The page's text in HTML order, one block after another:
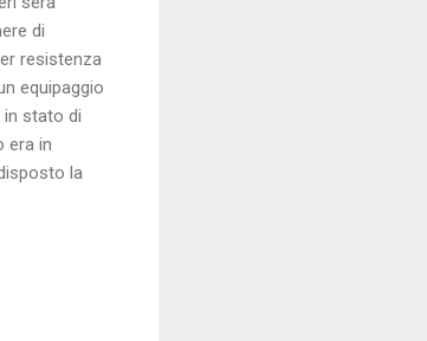
di
resistenza
equipaggio
stato di
era in
la